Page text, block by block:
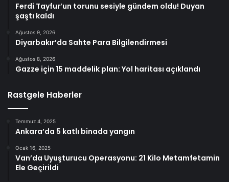
Ferdi Tayfur’un torunu sesiyle gündem oldu! Duyan
şaştı kaldı
Ağustos 9, 2026
Diyarbakır’da Sahte Para Bilgilendirmesi
Ağustos 8, 2026
Gazze için 15 maddelik plan: Yol haritası açıklandı
Rastgele Haberler
Temmuz 4, 2025
Ankara’da 5 katlı binada yangın
Ocak 16, 2025
Van’da Uyuşturucu Operasyonu: 21 Kilo Metamfetamin
Ele Geçirildi